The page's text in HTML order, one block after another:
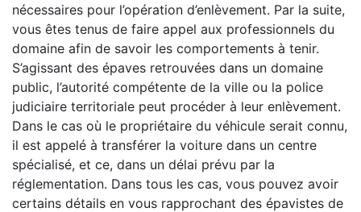
nécessaires pour l’opération d’enlèvement. Par la suite,
vous êtes tenus de faire appel aux professionnels du
domaine afin de savoir les comportements à tenir.
S’agissant des épaves retrouvées dans un domaine
public, l’autorité compétente de la ville ou la police
judiciaire territoriale peut procéder à leur enlèvement.
Dans le cas où le propriétaire du véhicule serait connu,
il est appelé à transférer la voiture dans un centre
spécialisé, et ce, dans un délai prévu par la
réglementation. Dans tous les cas, vous pouvez avoir
certains détails en vous rapprochant des épavistes de